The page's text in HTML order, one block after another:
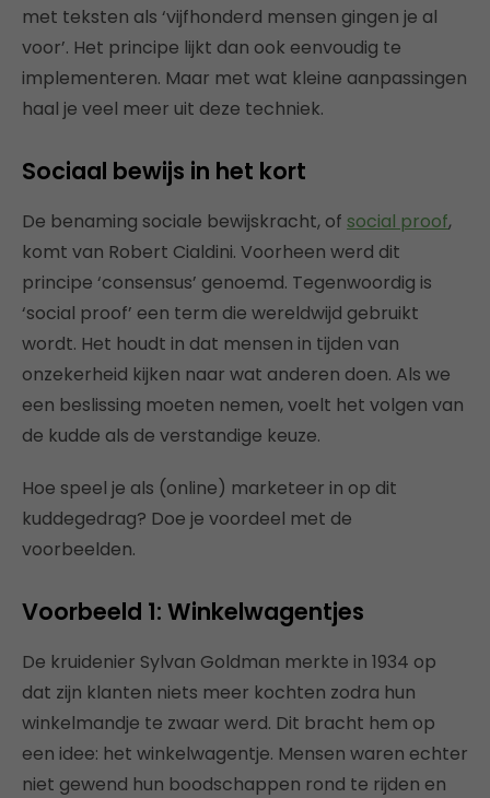
met teksten als ‘vijfhonderd mensen gingen je al
voor’. Het principe lijkt dan ook eenvoudig te
implementeren. Maar met wat kleine aanpassingen
haal je veel meer uit deze techniek.
Sociaal bewijs in het kort
De benaming sociale bewijskracht, of social proof,
komt van Robert Cialdini. Voorheen werd dit
principe ‘consensus’ genoemd. Tegenwoordig is
‘social proof’ een term die wereldwijd gebruikt
wordt. Het houdt in dat mensen in tijden van
onzekerheid kijken naar wat anderen doen. Als we
een beslissing moeten nemen, voelt het volgen van
de kudde als de verstandige keuze.
Hoe speel je als (online) marketeer in op dit
kuddegedrag? Doe je voordeel met de
voorbeelden.
Voorbeeld 1: Winkelwagentjes
De kruidenier Sylvan Goldman merkte in 1934 op
dat zijn klanten niets meer kochten zodra hun
winkelmandje te zwaar werd. Dit bracht hem op
een idee: het winkelwagentje. Mensen waren echter
niet gewend hun boodschappen rond te rijden en